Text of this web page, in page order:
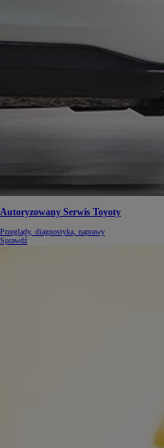
Autoryzowany Serwis Toyoty
Przeglądy, diagnostyka, naprawy
Sprawdź